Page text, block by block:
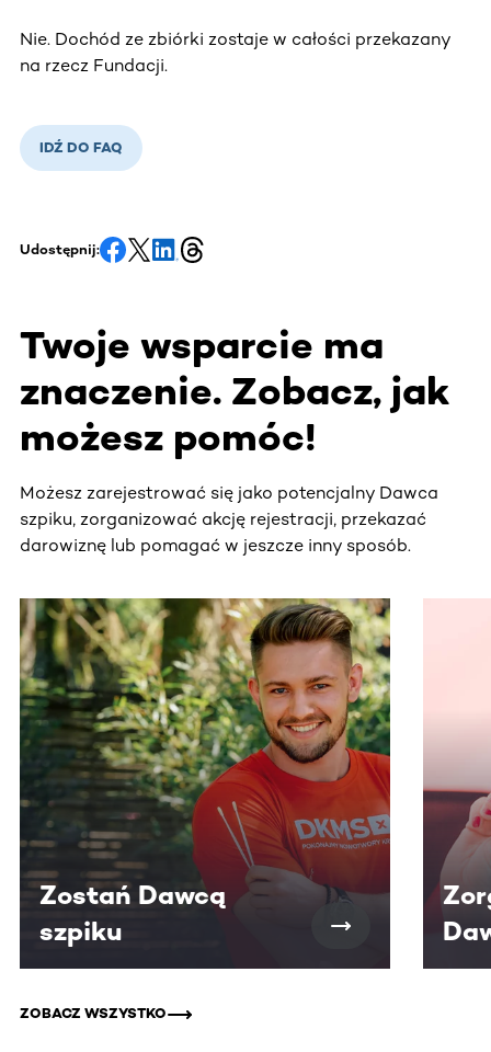
Nie. Dochód ze zbiórki zostaje w całości przekazany
na rzecz Fundacji.
IDŹ DO FAQ
Udostępnij:
Twoje wsparcie ma
znaczenie. Zobacz, jak
możesz pomóc!
Możesz zarejestrować się jako potencjalny Dawca
szpiku, zorganizować akcję rejestracji, przekazać
darowiznę lub pomagać w jeszcze inny sposób.
Ta sekcja zawiera treści przewijane w poziomie. Użyj
Zostań Dawcą
szpiku
ZOBACZ WSZYSTKO